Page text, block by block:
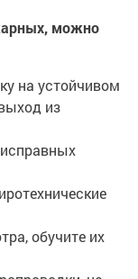
можно
на устойчивом
из
обучите их